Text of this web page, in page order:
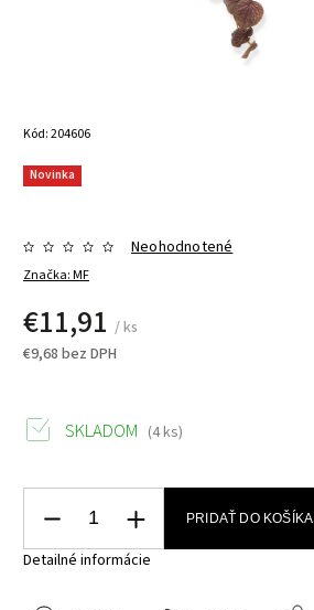
Kód:204606
Novinka
Značka:MF
Neohodnotené
€11,91 / ks
€9,68 bez DPH
SKLADOM (4 ks)
PRIDAŤ DO KOŠÍKA
Detailné informácie